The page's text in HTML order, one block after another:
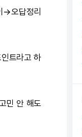
→오답정리
트라고 하
민 안 해도